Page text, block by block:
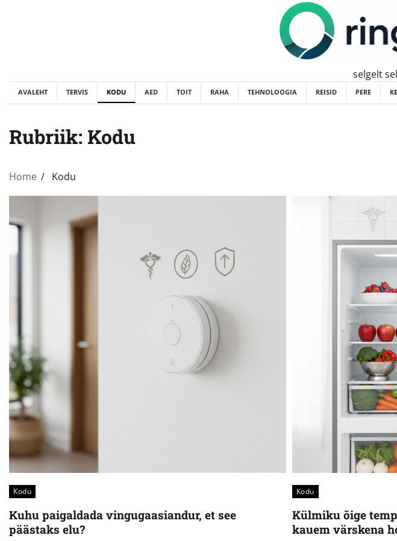
selgelt
AVALEHT TERVIS KODU AED TOIT RAHA TEHNOLOOGIA REISID PERE
Rubriik: Kodu
Home Kodu
Kodu
Kuhu paigaldada vingugaasiandur, et see
päästaks elu?
Kodu
Külmiku õige
kauem värskena